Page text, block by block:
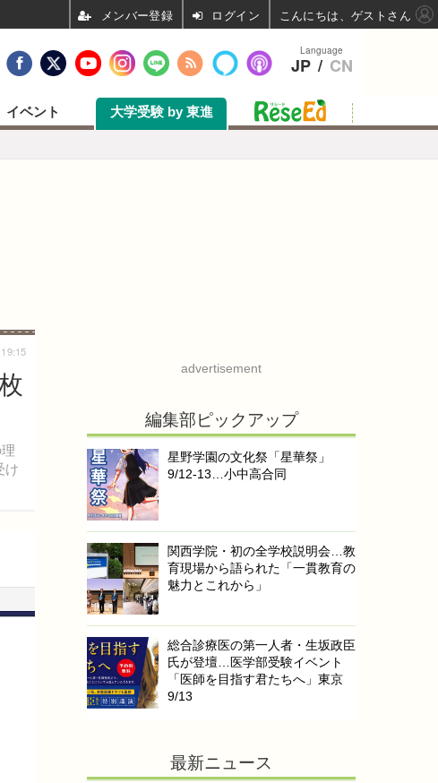
イベント 大学受験 by 東進
け
advertisement
編集部ピックアップ
星野学園の文化祭「星華祭」
9/12-13…小中高合同
関西学院・初の全学校説明会…教
育現場から語られた「一貫教育の
魅力とこれから」
総合診療医の第一人者・生坂政臣
氏が登壇…医学部受験イベント
「医師を目指す君たちへ」東京
9/13
最新ニュース
Language
JP / CN
ログイン こんにちは、ゲストさん